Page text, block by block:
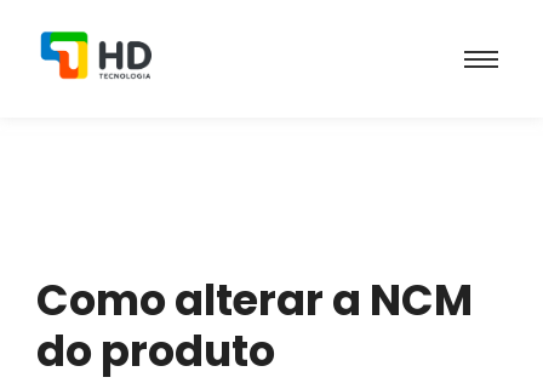
Como alterar a NCM
do produto